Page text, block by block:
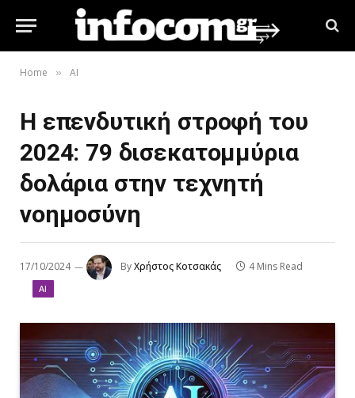
Home » AI
Η επενδυτική στροφή του
2024: 79 δισεκατομμύρια
δολάρια στην τεχνητή
νοημοσύνη
17/10/2024 ByΧρήστος Κοτσακάς 4 Mins Read
AI